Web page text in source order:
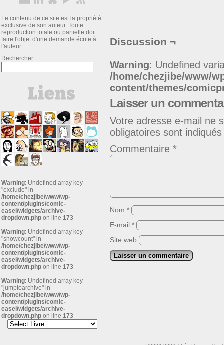
Le contenu de ce site est la propriété
exclusive de son auteur. Toute
reproduction totale ou partielle doit
faire l'objet d'une demande écrite à
l'auteur.
Rechercher
Warning: Undefined array key
"exclude" in
/home/chezjibe/www/wp-
content/plugins/comic-
easel/widgets/archive-
dropdown.php on line 173
Warning: Undefined array key
"showcount" in
/home/chezjibe/www/wp-
content/plugins/comic-
easel/widgets/archive-
dropdown.php on line 173
Warning: Undefined array key
"jumptoarchive" in
/home/chezjibe/www/wp-
content/plugins/comic-
easel/widgets/archive-
dropdown.php on line 173
Discussion ¬
Warning: Undefined
/home/chezjibe/www/
content/themes/
Laisser un
Votre adresse e-mail ne
obligatoires sont
Commentaire *
Nom *
E-mail *
Site web